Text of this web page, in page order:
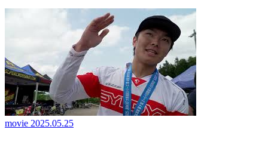
movie 2025.05.25